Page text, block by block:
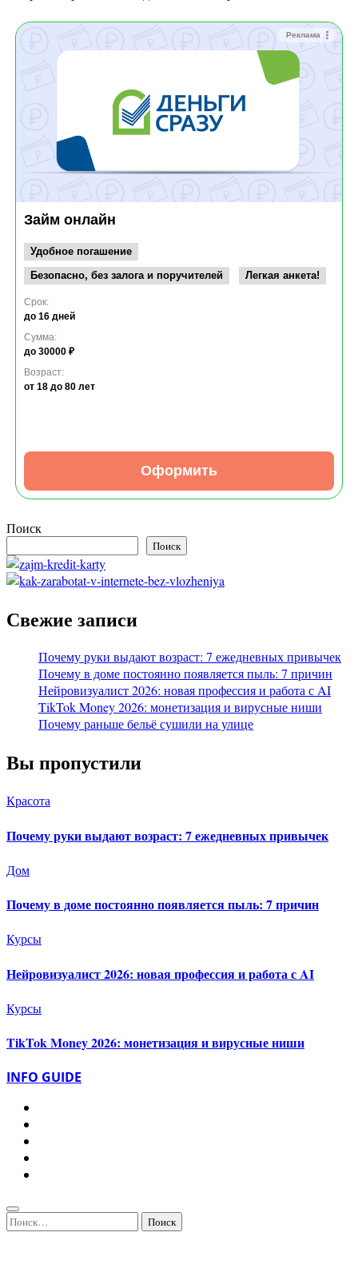
Реклама
Займ онлайн
Удобное погашение
Безопасно, без залога и поручителей
Легкая анкета!
Срок:
до 16 дней
Сумма:
до 30000 ₽
Возраст:
от 18 до 80 лет
Оформить
Поиск
Поиск
Свежие записи
Почему руки выдают возраст: 7 ежедневных привычек
Почему в доме постоянно появляется пыль: 7 причин
Нейровизуалист 2026: новая профессия и работа с AI
TikTok Money 2026: монетизация и вирусные ниши
Почему раньше бельё сушили на улице
Вы пропустили
Красота
Почему руки выдают возраст: 7 ежедневных привычек
Дом
Почему в доме постоянно появляется пыль: 7 причин
Курсы
Нейровизуалист 2026: новая профессия и работа с AI
Курсы
TikTok Money 2026: монетизация и вирусные ниши
INFO GUIDE
Найти: